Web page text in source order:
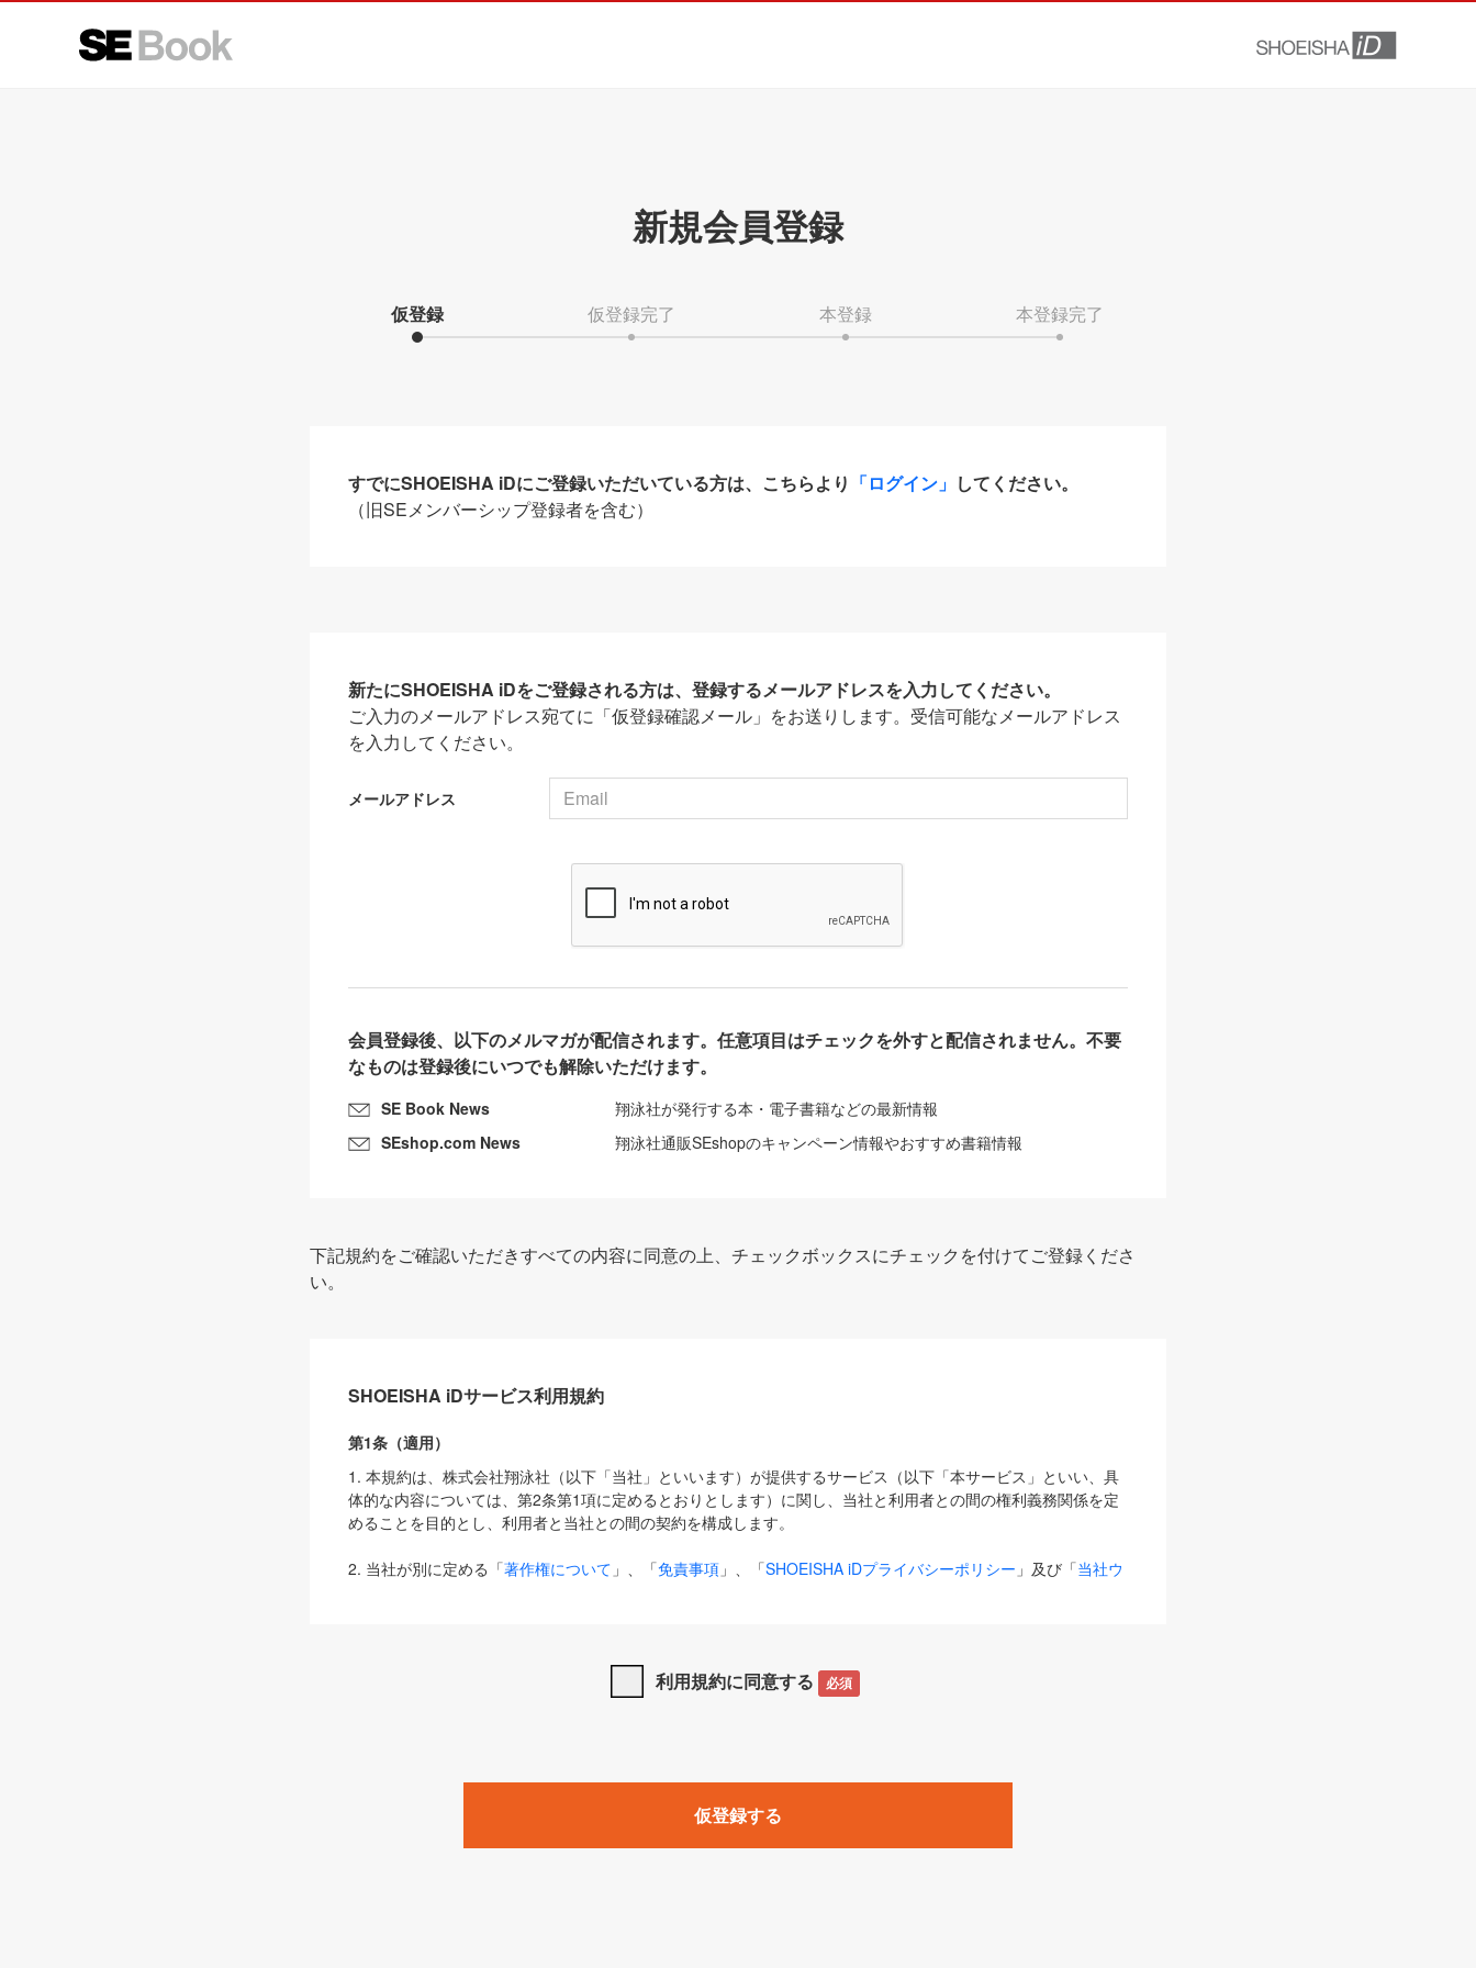
新規会員登録
仮登録 仮登録完了 本登録 本登録完了
すでにSHOEISHA iDにご登録いただいている方は、こちらより 「ログイン」 してください。
（旧SEメンバーシップ登録者を含む）
新たにSHOEISHA iDをご登録される方は、登録するメールアドレスを入力してください。
ご入力のメールアドレス宛てに「仮登録確認メール」をお送りします。受信可能なメールアドレス
を入力してください。
メールアドレス
会員登録後、以下のメルマガが配信されます。任意項目はチェックを外すと配信されません。不要
なものは登録後にいつでも解除いただけます。
SE Book News
翔泳社が発行する本・電子書籍などの最新情報
SEshop.com News
翔泳社通販SEshopのキャンペーン情報やおすすめ書籍情報
下記規約をご確認いただきすべての内容に同意の上、チェックボックスにチェックを付けてご登録くださ
い。
SHOEISHA iDサービス利用規約
第1条（適用）
1. 本規約は、株式会社翔泳社（以下「当社」といいます）が提供するサービス（以下「本サービス」といい、具
体的な内容については、第2条第1項に定めるとおりとします）に関し、当社と利用者との間の権利義務関係を定
めることを目的とし、利用者と当社との間の契約を構成します。
2. 当社が別に定める「著作権について 」、「免責事項 」、「SHOEISHA iDプライバシーポリシー 」及び「当社ウ
は、本規約の規定が優先して適用されるものとします。
1. 「本サービス」とは、当社が提供する以下のサービス（名称や内容が変更された場合、変更後のサービスを含
みます）及びこれらサービスに関連して当社が実施するイベントやキャンペーンをいいます。
「SEBook」「SEShop」「CodeZine」「MarkeZine」「EnterpriseZine」「ECzine」「Biz/Zine」「HRzine」
利用規約に同意する 必須
仮登録する